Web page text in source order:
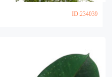
ID:234039